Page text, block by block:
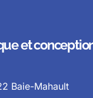
et
Baie-Mahault